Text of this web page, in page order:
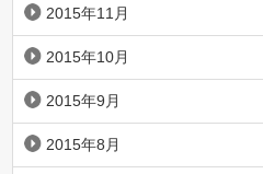
2015年11月
2015年10月
2015年9月
2015年8月